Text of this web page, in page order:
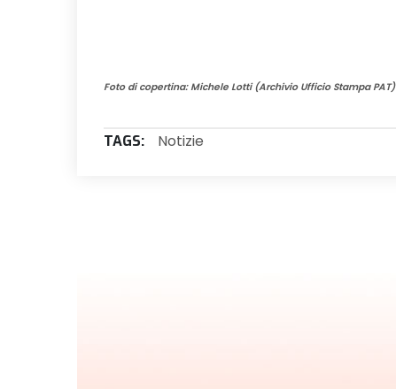
Foto di copertina: Michele Lotti (Archivio Ufficio Stampa PAT)
TAGS: Notizie